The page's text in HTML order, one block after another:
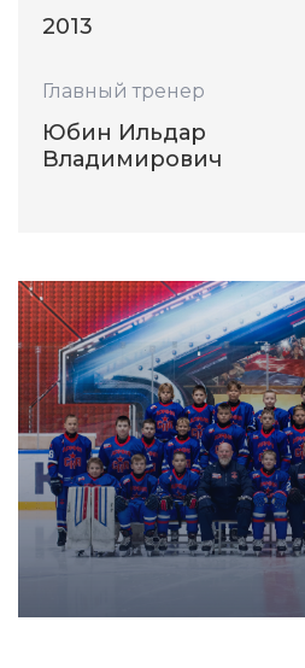
2013
Главный тренер
Юбин Ильдар
Владимирович